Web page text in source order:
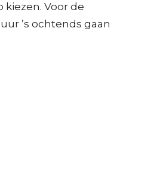
Voor de
’s ochtends gaan